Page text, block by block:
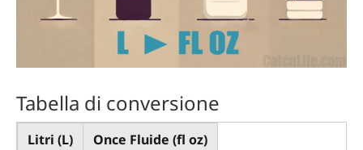
Tabella di conversione
Litri (L)
Once Fluide (fl oz)